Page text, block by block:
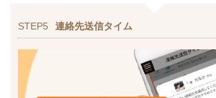
STEP5 連絡先送信タイム